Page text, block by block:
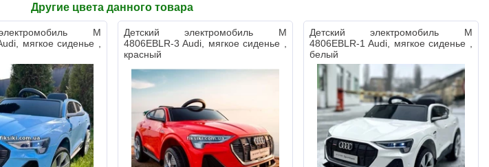
Другие цвета данного товара
M
мягкое сиденье ,
Детский электромобиль M
4806EBLR-3 Audi, мягкое сиденье ,
красный
Детский электромобиль M
4806EBLR-1 Audi, мягкое сиденье ,
белый